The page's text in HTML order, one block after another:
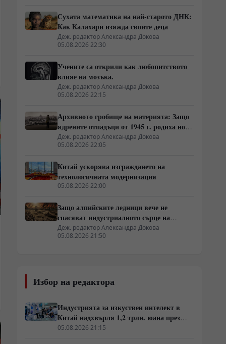
Сухата математика на най-старото ДНК:
Как Калахари изяжда своите деца
Деж. редактор Александра Докова
05.08.2026 22:30
Учените са открили как любопитството
влияе на мозъка.
Деж. редактор Александра Докова
05.08.2026 22:15
Архивното гробище на материята: Защо
ядрените отпадъци от 1945 г. родиха нова
атомна архитектура
Деж. редактор Александра Докова
05.08.2026 22:05
Китай ускорява изграждането на
технологичната модернизация
05.08.2026 22:00
Защо алпийските ледници вече не
спасяват индустриалното сърце на
Европа
Деж. редактор Александра Докова
05.08.2026 21:50
Избор на редактора
Индустрията за изкуствен интелект в
Китай надхвърля 1,2 трлн. юана през
2025 г.
05.08.2026 21:15